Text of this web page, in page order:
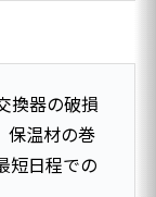
換器の破損
保温材の巻
短日程での